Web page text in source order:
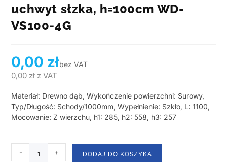
uchwyt słzka, h=100cm WD-
VS100-4G
0,00 złbez VAT
0,00 zł z VAT
Materiał: Drewno dąb, Wykończenie powierzchni: Surowy,
Typ/Długość: Schody/1000mm, Wypełnienie: Szkło, L: 1100,
Mocowanie: Z wierzchu, h1: 285, h2: 558, h3: 257
- + DODAJ DO KOSZYKA